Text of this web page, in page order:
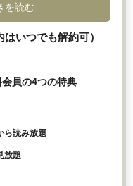
を読む
いつでも解約可）
員の4つの特典
ら読み放題
放題